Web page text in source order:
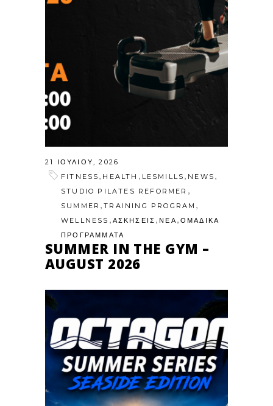
21 ΙΟΥΛΊΟΥ, 2026
FITNESS
HEALTH LESMILLS NEWS
STUDIO PILATES REFORMER
SUMMER ,TRAINING PROGRAM
WELLNESS ΑΣΚΗΣΕΙΣ ,ΝΕΑ ΟΜΑΔΙΚΑ
ΠΡΟΓΡΑΜΜΑΤΑ
SUMMER IN THE GYM –
AUGUST 2026